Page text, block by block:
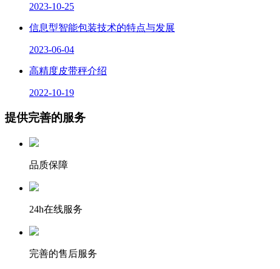
2023-10-25
信息型智能包装技术的特点与发展
2023-06-04
高精度皮带秤介绍
2022-10-19
提供完善的服务
品质保障
24h在线服务
完善的售后服务